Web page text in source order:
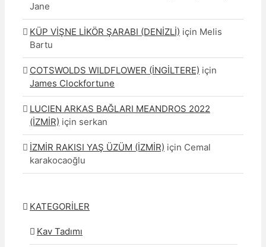
Jane
KÜP VİŞNE LİKÖR ŞARABI (DENİZLİ) için Melis
Bartu
COTSWOLDS WILDFLOWER (İNGİLTERE) için
James Clockfortune
LUCIEN ARKAS BAĞLARI MEANDROS 2022
(İZMİR) için serkan
İZMİR RAKISI YAŞ ÜZÜM (İZMİR) için Cemal
karakocaoğlu
KATEGORİLER
Kav Tadımı